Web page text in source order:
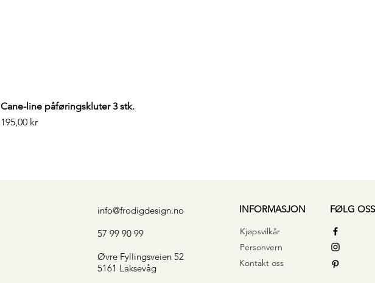
Cane-line påføringskluter 3 stk.
Pris
195,00 kr
info@frodigdesign.no
57 99 90 99
Øvre Fyllingsveien 52
5161 Laksevåg
INFORMASJON
Kjøpsvilkår
Personvern
Kontakt oss
FØLG OSS